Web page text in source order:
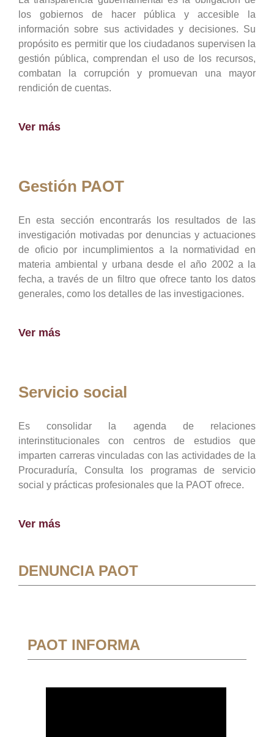
los gobiernos de hacer pública y accesible la
información sobre sus actividades y decisiones. Su
propósito es permitir que los ciudadanos supervisen la
gestión pública, comprendan el uso de los recursos,
combatan la corrupción y promuevan una mayor
rendición de cuentas.
Ver más
Gestión PAOT
En esta sección encontrarás los resultados de las
investigación motivadas por denuncias y actuaciones
de oficio por incumplimientos a la normatividad en
materia ambiental y urbana desde el año 2002 a la
fecha, a través de un filtro que ofrece tanto los datos
generales, como los detalles de las investigaciones.
Ver más
Servicio social
Es consolidar la agenda de relaciones
interinstitucionales con centros de estudios que
imparten carreras vinculadas con las actividades de la
Procuraduría, Consulta los programas de servicio
social y prácticas profesionales que la PAOT ofrece.
Ver más
DENUNCIA PAOT
PAOT INFORMA